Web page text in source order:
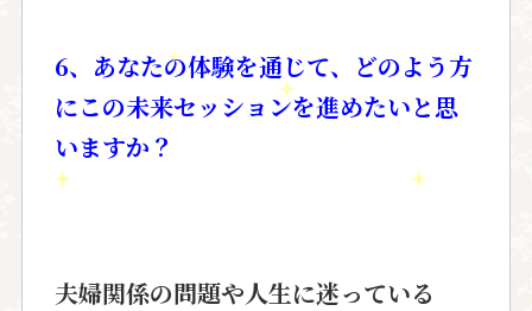
6、あなたの体験を通じて、どのよう方
にこの未来セッションを進めたいと思
いますか？
夫婦関係の問題や人生に迷っている